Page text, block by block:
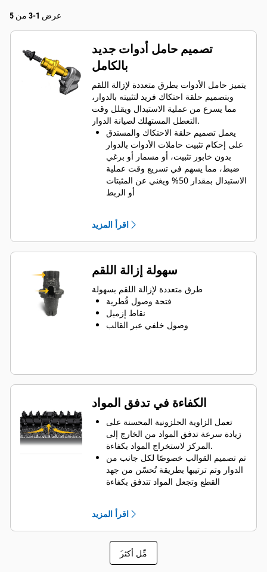
عرض 1-3 من 5
تصميم حامل أدوات جديد
بالكامل
يتميز حامل الأدوات بطرق متعددة لإزالة اللقم
وبتصميم حلقة احتكاك فريد لتثبيته بالدوار،
مما يسرع من عملية الاستبدال ويقلل وقت
التعطل المستهلك لصيانة الدوار.
يعمل تصميم حلقة الاحتكاك والمستدق
على إحكام تثبيت حاملات الأدوات بالدوار
بدون خابور تثبيت، أو مسمار أو برغي
ضبط، مما يسهم في تسريع وقت عملية
الاستبدال بمقدار 50% ويغني عن المثبتات
أو الربط
بنسبة 66% من حاملات أدوات نظام
System G
يضمن تصميم حامل الأدوات المقاوم
للدوران الموضع الصحيح لمنع تآكل
القوالب والحاملات
يمكن للماء اختراق فتحة الوصول
القُطرية لحامل الأدوات للمساعدة في
دوران الأسنان من أجل الحفاظ على
تساوي اللقم مع تعرضها للتآكل
تتوفر حاملات أدوات لاستيعاب اللقم ذات
اقرأ المزيد
سهولة إزالة اللقم
طرق متعددة لإزالة اللقم بسهولة
فتحة وصول قُطرية
نقاط إزميل
وصول خلفي عبر القالب
الكفاءة في تدفق المواد
تعمل الزاوية الحلزونية المحسنة على
زيادة سرعة تدفق المواد من الخارج إلى
المركز لاستخراج المواد بكفاءة.
تم تصميم القوالب خصوصًا لكل جانب من
الدوار وتم ترتيبها بطريقة تُحسّن من جهد
القطع وتجعل المواد تتدفق بكفاءة
لضمان أقصى قدرة على إخراج المواد من
ويقلل تصميم الدوار من تآكل المكونات
من خلال سرعة إزالة المواد من غرفة
القطع، مما يسهم في الحد من مقاومة
السحب، وتحسين الكفاءة العامة للماكينة
اقرأ المزيد
َمِّل أكثر